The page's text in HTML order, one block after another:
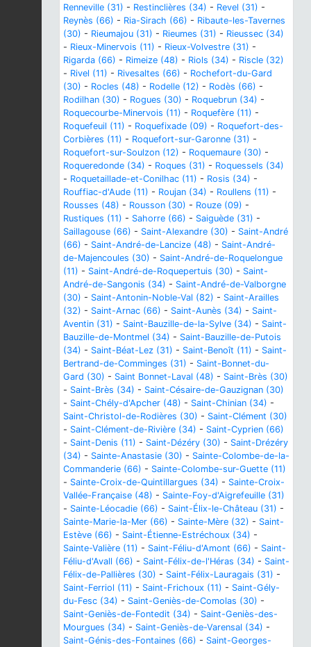
Renneville (31) - Restinclières (34) - Revel (31) -
Reynès (66) - Ria-Sirach (66) - Ribaute-les-Tavernes
(30) - Rieumajou (31) - Rieumes (31) - Rieussec (34)
- Rieux-Minervois (11) - Rieux-Volvestre (31) -
Rigarda (66) - Rimeize (48) - Riols (34) - Riscle (32)
- Rivel (11) - Rivesaltes (66) - Rochefort-du-Gard
(30) - Rocles (48) - Rodelle (12) - Rodès (66) -
Rodilhan (30) - Rogues (30) - Roquebrun (34) -
Roquecourbe-Minervois (11) - Roquefère (11) -
Roquefeuil (11) - Roquefixade (09) - Roquefort-des-
Corbières (11) - Roquefort-sur-Garonne (31) -
Roquefort-sur-Soulzon (12) - Roquemaure (30) -
Roqueredonde (34) - Roques (31) - Roquessels (34)
- Roquetaillade-et-Conilhac (11) - Rosis (34) -
Rouffiac-d'Aude (11) - Roujan (34) - Roullens (11) -
Rousses (48) - Rousson (30) - Rouze (09) -
Rustiques (11) - Sahorre (66) - Saiguède (31) -
Saillagouse (66) - Saint-Alexandre (30) - Saint-André
(66) - Saint-André-de-Lancize (48) - Saint-André-
de-Majencoules (30) - Saint-André-de-Roquelongue
(11) - Saint-André-de-Roquepertuis (30) - Saint-
André-de-Sangonis (34) - Saint-André-de-Valborgne
(30) - Saint-Antonin-Noble-Val (82) - Saint-Arailles
(32) - Saint-Arnac (66) - Saint-Aunès (34) - Saint-
Aventin (31) - Saint-Bauzille-de-la-Sylve (34) - Saint-
Bauzille-de-Montmel (34) - Saint-Bauzille-de-Putois
(34) - Saint-Béat-Lez (31) - Saint-Benoît (11) - Saint-
Bertrand-de-Comminges (31) - Saint-Bonnet-du-
Gard (30) - Saint Bonnet-Laval (48) - Saint-Brès (30)
- Saint-Brès (34) - Saint-Césaire-de-Gauzignan (30)
- Saint-Chély-d'Apcher (48) - Saint-Chinian (34) -
Saint-Christol-de-Rodières (30) - Saint-Clément (30)
- Saint-Clément-de-Rivière (34) - Saint-Cyprien (66)
- Saint-Denis (11) - Saint-Dézéry (30) - Saint-Drézéry
(34) - Sainte-Anastasie (30) - Sainte-Colombe-de-la-
Commanderie (66) - Sainte-Colombe-sur-Guette (11)
- Sainte-Croix-de-Quintillargues (34) - Sainte-Croix-
Vallée-Française (48) - Sainte-Foy-d'Aigrefeuille (31)
- Sainte-Léocadie (66) - Saint-Élix-le-Château (31) -
Sainte-Marie-la-Mer (66) - Sainte-Mère (32) - Saint-
Estève (66) - Saint-Étienne-Estréchoux (34) -
Sainte-Valière (11) - Saint-Féliu-d'Amont (66) - Saint-
Féliu-d'Avall (66) - Saint-Félix-de-l'Héras (34) - Saint-
Félix-de-Pallières (30) - Saint-Félix-Lauragais (31) -
Saint-Ferriol (11) - Saint-Frichoux (11) - Saint-Gély-
du-Fesc (34) - Saint-Geniès-de-Comolas (30) -
Saint-Geniès-de-Fontedit (34) - Saint-Geniès-des-
Mourgues (34) - Saint-Geniès-de-Varensal (34) -
Saint-Génis-des-Fontaines (66) - Saint-Georges-